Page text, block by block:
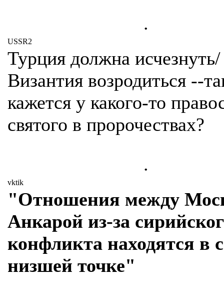
.
USSR2
Турция должна исчезнуть/
Византия возродиться --
кажется у какого-то
святого в пророчествах?
.
vktik
"Отношения между
Анкарой из-за
конфликта находятся в
низшей точке"